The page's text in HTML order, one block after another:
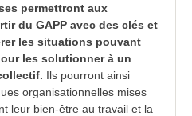
permettront aux
du GAPP avec des clés et
les situations pouvant
les solutionner à un
Ils pourront ainsi
organisationnelles mises
leur bien-être au travail et la